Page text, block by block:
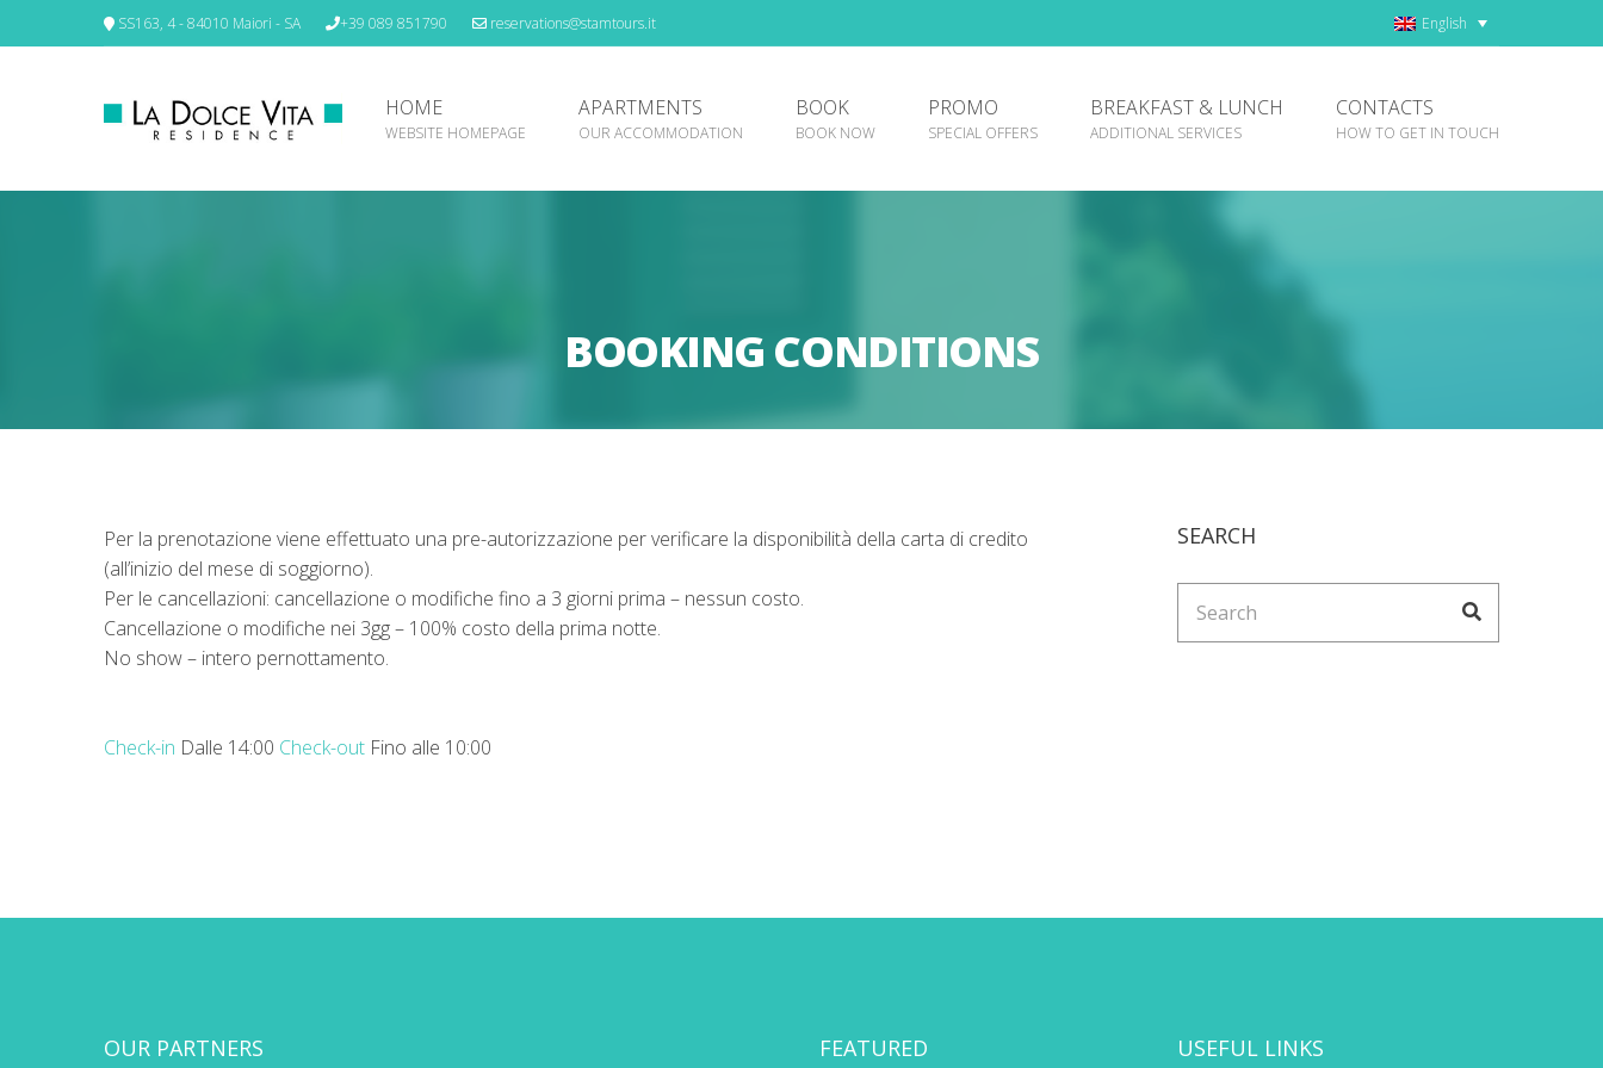
SS163, 4 - 84010 Maiori - SA +39 089 851790 reservations@stamtours.it English
HOME
WEBSITE HOMEPAGE
APARTMENTS
OUR ACCOMMODATION
BOOK
BOOK NOW
PROMO
SPECIAL OFFERS
BREAKFAST & LUNCH
ADDITIONAL SERVICES
CONTACTS
HOW TO GET IN TOUCH
BOOKING CONDITIONS
Per la prenotazione viene effettuato una pre-autorizzazione per verificare la disponibilità della carta di credito
(all’inizio del mese di soggiorno).
Per le cancellazioni: cancellazione o modifiche fino a 3 giorni prima – nessun costo.
Cancellazione o modifiche nei 3gg – 100% costo della prima notte.
No show – intero pernottamento.
Check-in Dalle 14:00 Check-out Fino alle 10:00
SEARCH
for:
OUR PARTNERS FEATURED USEFUL LINKS